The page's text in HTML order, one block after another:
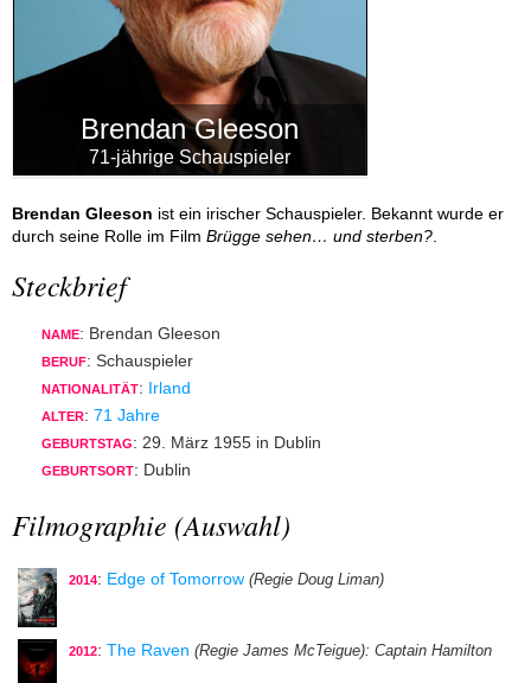
Brendan Gleeson
71-jährige Schauspieler
Brendan Gleeson ist ein irischer Schauspieler. Bekannt wurde er
durch seine Rolle im Film Brügge sehen… und sterben?
Steckbrief
NAME: Brendan Gleeson
BERUF: Schauspieler
NATIONALITÄT: Irland
ALTER: 71 Jahre
GEBURTSTAG: 29. März 1955 in Dublin
GEBURTSORT: Dublin
Filmographie (Auswahl)
2014: Edge of Tomorrow (Regie Doug Liman)
2012: The Raven (Regie James McTeigue): Captain Hamilton